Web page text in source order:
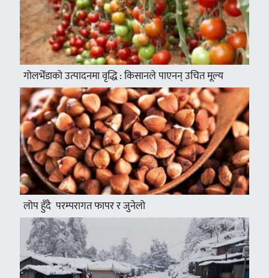
गोलभेँडाको उत्पादनमा वृद्धि : किसानले पाएनन् उचित मूल्य
लोप हुँदै परम्परागत फापर र जुनेलो